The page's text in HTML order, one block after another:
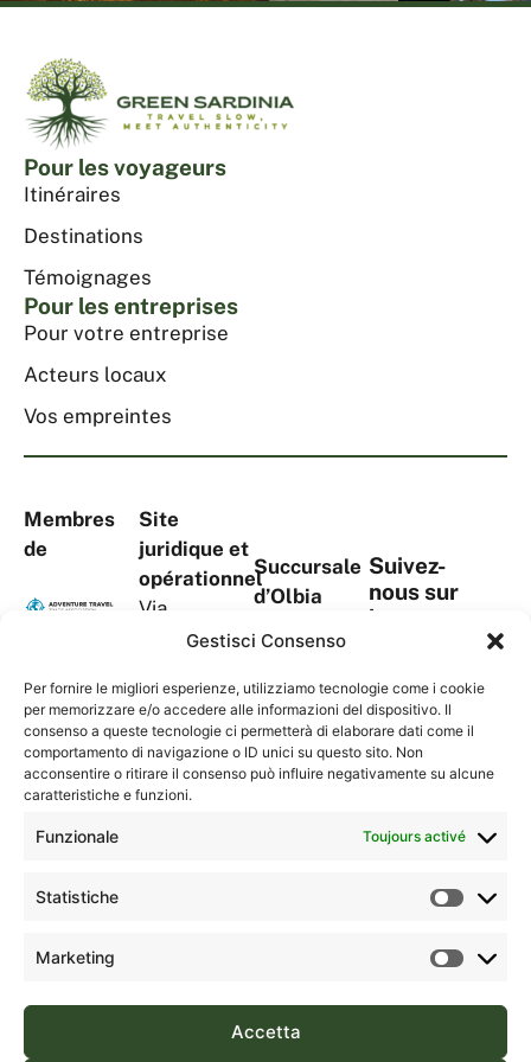
Gestisci Consenso
Per fornire le migliori esperienze, utilizziamo tecnologie come i cookie
per memorizzare e/o accedere alle informazioni del dispositivo. Il
consenso a queste tecnologie ci permetterà di elaborare dati come il
comportamento di navigazione o ID unici su questo sito. Non
acconsentire o ritirare il consenso può influire negativamente su alcune
caratteristiche e funzioni.
Funzionale Toujours activé
Statistiche
Marketing
Accetta
Pour les voyageurs
Itinéraires
Destinations
Témoignages
Pour les entreprises
Pour votre entreprise
Acteurs locaux
Vos empreintes
Membres
de
Site
juridique et
opérationnel
Via
S.Tommaso
18A
1° Piano,
Torre Blu
09134
Succursale
d’Olbia
Moro, 367
Complesso
“La
Serenissima
2”
Suivez-
nous sur
les
Contacts